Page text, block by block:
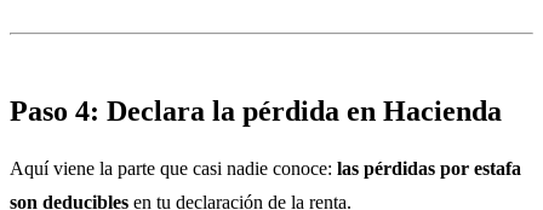
Paso 4: Declara la pérdida en Hacienda
Aquí viene la parte que casi nadie conoce: las pérdidas por estafa
son deducibles en tu declaración de la renta.